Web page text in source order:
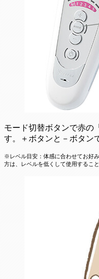
モード切替ボタンで赤の
す。＋ボタンと－ボタン
※レベル目安：体感に合わせてお好
方は、レベルを低くして使用するこ